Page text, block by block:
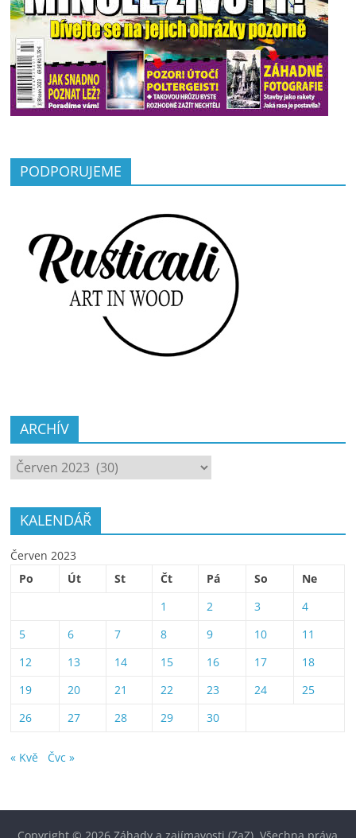
PODPORUJEME
ARCHÍV
ARCHÍV
KALENDÁŘ
Červen 2023
Po
Út St Čt Pá So
Ne
1
2 3
4
5
6 7 8 9 10
11
12
13 14 15 16 17
18
19
20 21 22 23 24
25
26
27 28 29 30
« Kvě Čvc »
Copyright © 2026Záhady a zajímavosti (ZaZ) . Všechna práva